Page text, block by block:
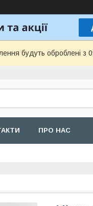
будуть оброблені
ПРО НАС